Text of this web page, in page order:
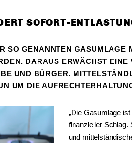
SOFORT-
SO GENANNTEN GASUMLAGE
DARAUS ERWÄCHST
UND BÜRGER.
UM DIE
Die Gasumlage ist
finanzieller Schlag.
und